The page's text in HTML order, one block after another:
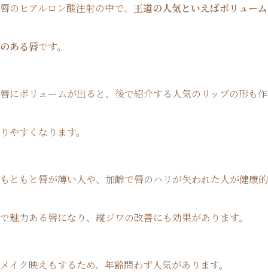
唇のヒアルロン酸注射の中で、 王道の人気といえばボリューム
のある唇です。
唇にボリュームが出ると、後で紹介する人気のリップの形も作
りやすくなります。
もともと唇が薄い人や、加齢で唇のハリが失われた人が健康的
で魅力ある唇になり、縦ジワの改善にも効果があります。
メイク映えもするため、年齢問わず人気があります。